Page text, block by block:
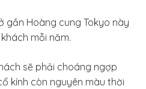
gần Hoàng cung Tokyo này
mỗi năm.
sẽ phải choáng ngợp
kính còn nguyên màu thời